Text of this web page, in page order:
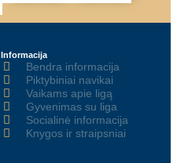
Informacija
Bendra informacija
Piktybiniai navikai
Vaikams apie ligą
Gyvenimas su liga
Socialinė informacija
Knygos ir straipsniai